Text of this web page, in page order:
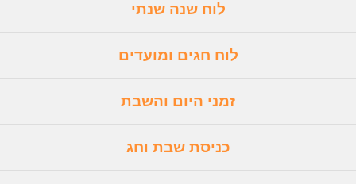
לוח שנה שנתי
לוח חגים ומועדים
זמני היום והשבת
כניסת שבת וחג